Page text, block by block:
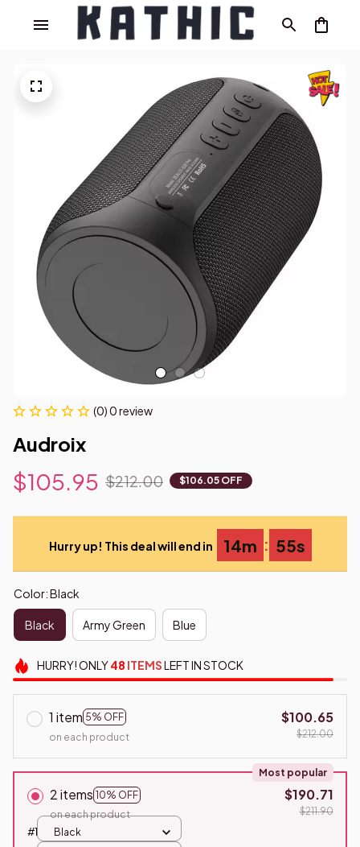
(0) 0 review
Audroix
$105.95 $212.00 $106.05 OFF
Hurry up! This deal will end in 14m : 55s
Color: Black
Black Army Green Blue
HURRY!ONLY48 ITEMSLEFT IN STOCK
1 item 5% OFF
on each product
$100.65
$212.00
2 items 10% OFF
Most popular
on each product
$190.71
$211.90
#1
Black